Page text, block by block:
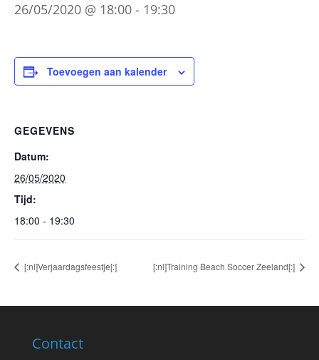
26/05/2020 @ 18:00 - 19:30
Toevoegen aan kalender
GEGEVENS
Datum:
26/05/2020
Tijd:
18:00 - 19:30
[:nl]Verjaardagsfeestje[:] [:nl]Training Beach Soccer Zeeland[:]
Contact